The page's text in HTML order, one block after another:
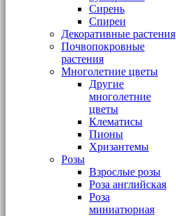
Сирень
Спиреи
Декоративные растения
Почвопокровные
растения
Многолетние цветы
Другие
многолетние
цветы
Клематисы
Пионы
Хризантемы
Розы
Взрослые розы
Роза английская
Роза
миниатюрная